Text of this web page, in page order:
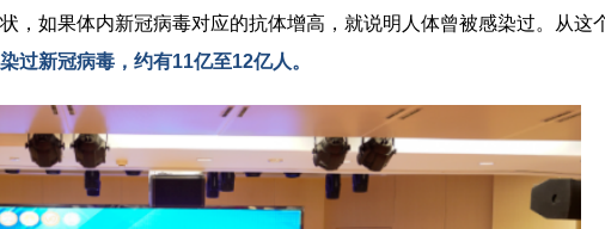
，如果体内新冠病毒对应的抗体增高，就说明人体曾被感染过。从这
过新冠病毒，约有11亿至12亿人。